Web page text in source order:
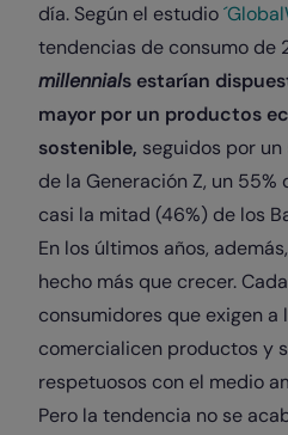
día. Según el estudio
tendencias de consumo de
millennials estarían
mayor por un productos
sostenible, seguidos por
de la Generación Z, un 55%
casi la mitad (46%) de los
En los últimos años,
hecho más que crecer.
consumidores que exigen a
comercialicen productos y
respetuosos con el medio
Pero la tendencia no se